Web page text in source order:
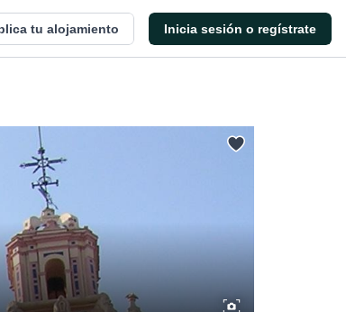
tu alojamiento Inicia sesión o regístrate